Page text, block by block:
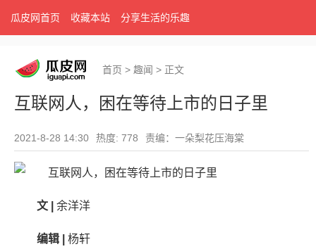
瓜皮网首页 收藏本站 分享生活的乐趣
首页 > 趣闻 > 正文
互联网人，困在等待上市的日子里
2021-8-28 14:30 热度: 778 责编：一朵梨花压海棠
文 | 余洋洋
编辑 | 杨轩